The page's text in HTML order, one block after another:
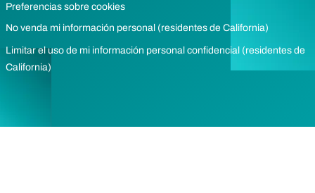
Preferencias sobre cookies
No venda mi información personal (residentes de California)
Limitar el uso de mi información personal confidencial (residentes de
California)